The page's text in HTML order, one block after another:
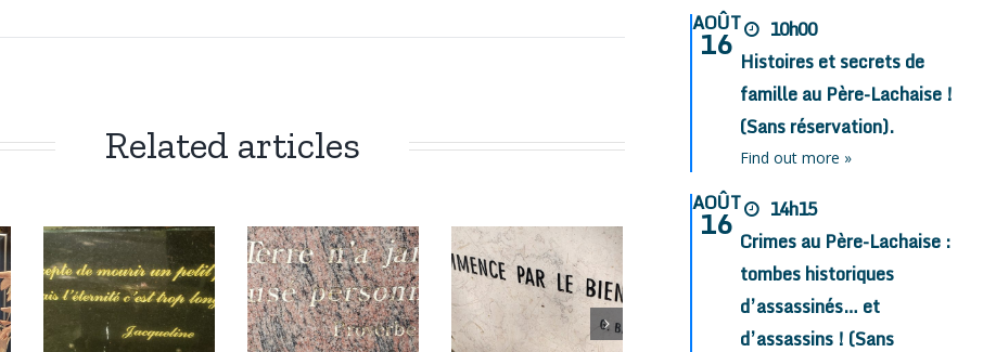
Related articles
AOÛT
16
10h00
Histoires et secrets de
famille au Père-Lachaise !
(Sans réservation).
Find out more »
AOÛT
16
14h15
Crimes au Père-Lachaise :
tombes historiques
d’assassinés… et
d’assassins ! (Sans